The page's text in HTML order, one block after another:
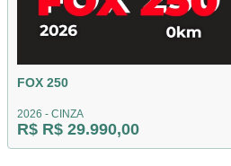
FOX 250
2026 - CINZA
R$ R$ 29.990,00